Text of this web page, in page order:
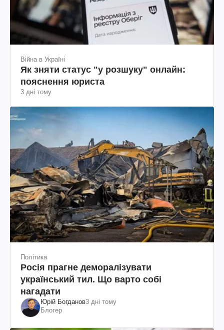
Війна в Україні
Як зняти статус "у розшуку" онлайн:
пояснення юриста
3 дні тому
Політика
Росія прагне деморалізувати
український тил. Що варто собі
нагадати
Юрій Богданов3 дні тому
Блогер